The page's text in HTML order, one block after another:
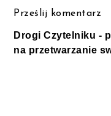
Prześlij komentarz
Drogi Czytelniku -
na przetwarzanie